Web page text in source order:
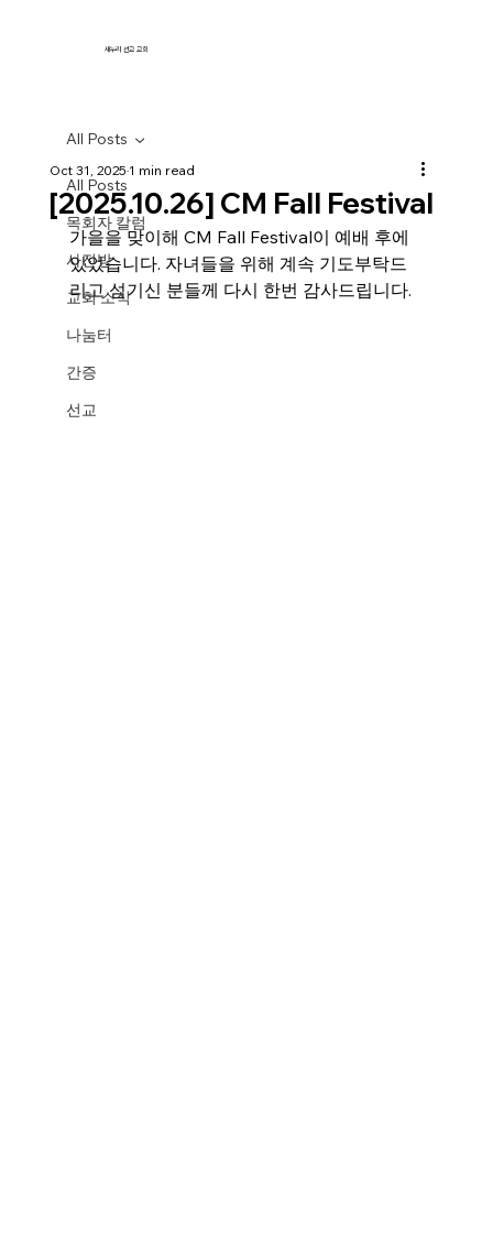
새누리 선교 교회
All Posts
목회자 칼럼
사진방
교회 소식
나눔터
간증
선교
All Posts
[2025.10.26] CM Fall Festival
Oct 31, 20251 min read
가을을 맞이해 CM Fall Festival이 예배 후에
있었습니다. 자녀들을 위해 계속 기도부탁드
리고 섬기신 분들께 다시 한번 감사드립니다.